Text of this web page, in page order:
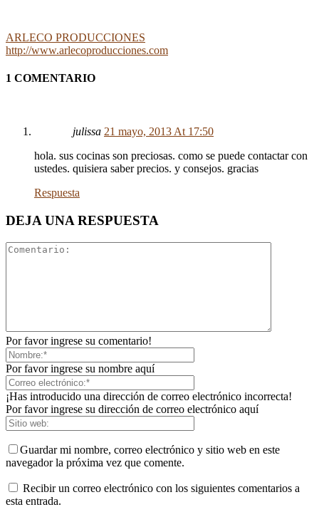
ARLECO PRODUCCIONES
http://www.arlecoproducciones.com
1 COMENTARIO
julissa 21 mayo, 2013 At 17:50
hola. sus cocinas son preciosas. como se puede contactar con
ustedes. quisiera saber precios. y consejos. gracias
Respuesta
DEJA UNA RESPUESTA
Por favor ingrese su comentario!
Por favor ingrese su nombre aquí
¡Has introducido una dirección de correo electrónico incorrecta!
Por favor ingrese su dirección de correo electrónico aquí
Guardar mi nombre, correo electrónico y sitio web en este
navegador la próxima vez que comente.
Recibir un correo electrónico con los siguientes comentarios a
esta entrada.